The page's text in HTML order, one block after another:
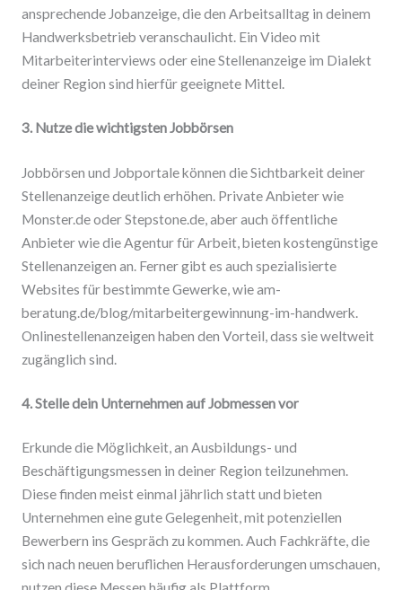
ansprechende Jobanzeige, die den Arbeitsalltag in deinem
Handwerksbetrieb veranschaulicht. Ein Video mit
Mitarbeiterinterviews oder eine Stellenanzeige im Dialekt
deiner Region sind hierfür geeignete Mittel.
3. Nutze die wichtigsten Jobbörsen
Jobbörsen und Jobportale können die Sichtbarkeit deiner
Stellenanzeige deutlich erhöhen. Private Anbieter wie
Monster.de oder Stepstone.de, aber auch öffentliche
Anbieter wie die Agentur für Arbeit, bieten kostengünstige
Stellenanzeigen an. Ferner gibt es auch spezialisierte
Websites für bestimmte Gewerke, wie am-
beratung.de/blog/mitarbeitergewinnung-im-handwerk.
Onlinestellenanzeigen haben den Vorteil, dass sie weltweit
zugänglich sind.
4. Stelle dein Unternehmen auf Jobmessen vor
Erkunde die Möglichkeit, an Ausbildungs- und
Beschäftigungsmessen in deiner Region teilzunehmen.
Diese finden meist einmal jährlich statt und bieten
Unternehmen eine gute Gelegenheit, mit potenziellen
Bewerbern ins Gespräch zu kommen. Auch Fachkräfte, die
sich nach neuen beruflichen Herausforderungen umschauen,